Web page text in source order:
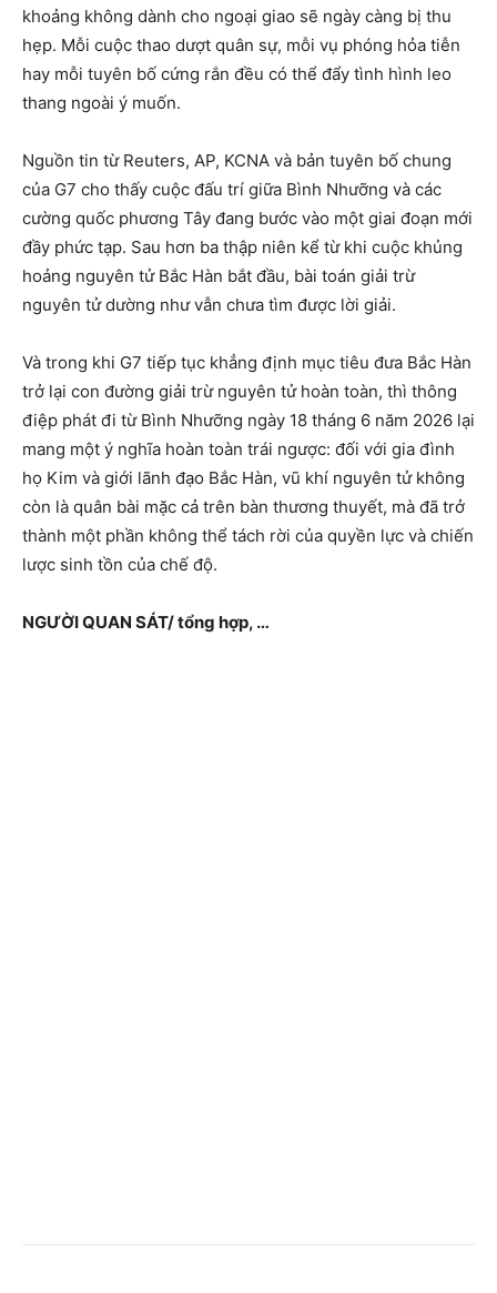
khoảng không dành cho ngoại giao sẽ ngày càng bị thu
hẹp. Mỗi cuộc thao dượt quân sự, mỗi vụ phóng hỏa tiễn
hay mỗi tuyên bố cứng rắn đều có thể đẩy tình hình leo
thang ngoài ý muốn.
Nguồn tin từ Reuters, AP, KCNA và bản tuyên bố chung
của G7 cho thấy cuộc đấu trí giữa Bình Nhưỡng và các
cường quốc phương Tây đang bước vào một giai đoạn mới
đầy phức tạp. Sau hơn ba thập niên kể từ khi cuộc khủng
hoảng nguyên tử Bắc Hàn bắt đầu, bài toán giải trừ
nguyên tử dường như vẫn chưa tìm được lời giải.
Và trong khi G7 tiếp tục khẳng định mục tiêu đưa Bắc Hàn
trở lại con đường giải trừ nguyên tử hoàn toàn, thì thông
điệp phát đi từ Bình Nhưỡng ngày 18 tháng 6 năm 2026 lại
mang một ý nghĩa hoàn toàn trái ngược: đối với gia đình
họ Kim và giới lãnh đạo Bắc Hàn, vũ khí nguyên tử không
còn là quân bài mặc cả trên bàn thương thuyết, mà đã trở
thành một phần không thể tách rời của quyền lực và chiến
lược sinh tồn của chế độ.
NGƯỜI QUAN SÁT/ tổng hợp, …